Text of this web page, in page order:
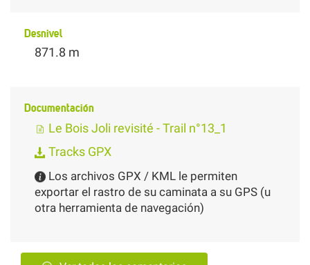
Desnivel
871.8 m
Documentación
Le Bois Joli revisité - Trail n°13_1
Tracks GPX
Los archivos GPX / KML le permiten
exportar el rastro de su caminata a su GPS (u
otra herramienta de navegación)